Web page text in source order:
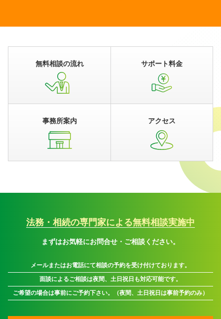
無料相談の流れ サポート料金
事務所案内 アクセス
法務・相続の専門家による無料相談実施中
まずはお気軽にお問合せ・ご相談ください。
メールまたはお電話にて相談の予約を受け付けております。
面談によるご相談は夜間、土日祝日も対応可能です。
ご希望の場合は事前にご予約下さい。（夜間、土日祝日は事前予約のみ）